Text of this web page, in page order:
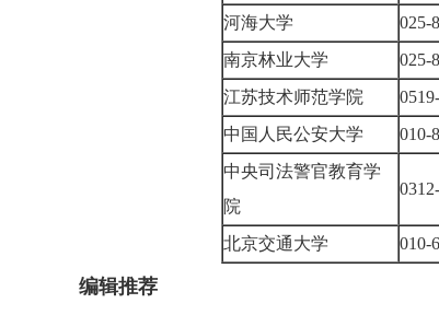
河海大学
025-
南京林业大学
025-
江苏技术师范学院
中国人民公安大学
010-
中央司法警官教育学
院
北京交通大学
010-
编辑推荐